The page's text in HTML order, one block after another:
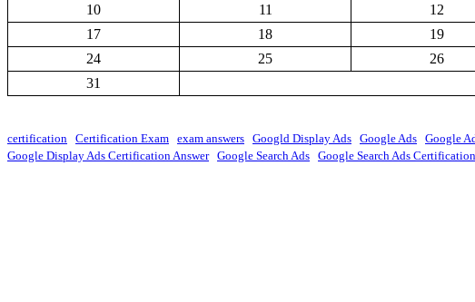
10
11 12
17
18 19
24
25 26
31
certification Certification Exam exam answers Googld Display Ads Google Ads Google
Google Display Ads Certification Answer Google Search Ads Google Search Ads